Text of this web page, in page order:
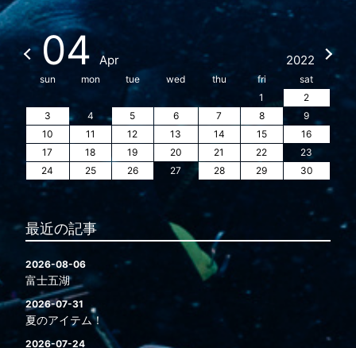
04 Apr 2022
sun mon tue wed thu fri
sat
1
2
3
4 5 6 7 8
9
10
11 12 13 14 15
16
17
18 19 20 21 22
23
24
25 26 27 28 29 30
最近の記事
2026-08-06
富士五湖
2026-07-31
夏のアイテム！
2026-07-24